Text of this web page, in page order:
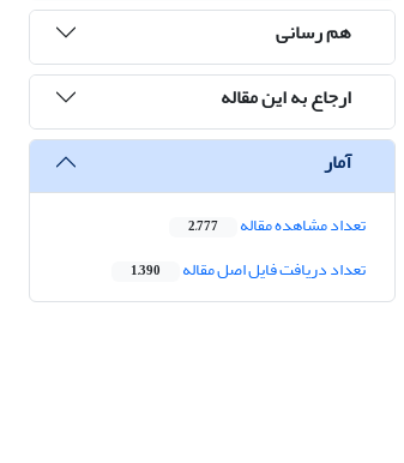
هم رسانی
ارجاع به این مقاله
آمار
تعداد مشاهده مقاله 2,777
تعداد دریافت فایل اصل مقاله 1,390